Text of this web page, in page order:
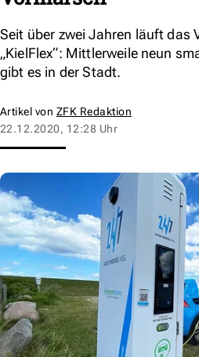
Seit über zwei Jahren läuft das
„KielFlex“: Mittlerweile neun
gibt es in der Stadt.
Artikel von ZFK Redaktion
22.12.2020, 12:28 Uhr